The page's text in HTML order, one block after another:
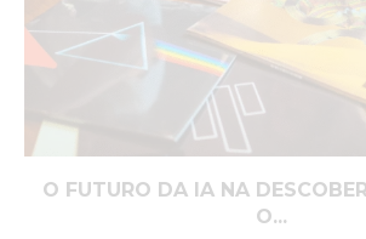
O FUTURO DA IA NA
O...